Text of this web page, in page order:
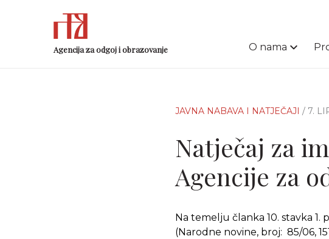
Agencija za odgoj i obrazovanje O nama
JAVNA NABAVA I NATJEČAJI / 7.
Natječaj za
Agencije za
Na temelju članka 10. stavka 1.
(Narodne novine, broj: 85/06,